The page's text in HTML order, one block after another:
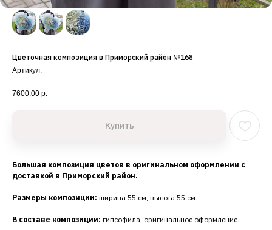
Цветочная композиция в Приморский район №168
Артикул:
7600,00 р.
Купить
Большая композиция цветов в оригинальном оформлении с
доставкой в Приморский район.
Размеры композиции: ширина 55 см, высота 55 см.
В составе композиции: гипсофила, оригинальное оформление.